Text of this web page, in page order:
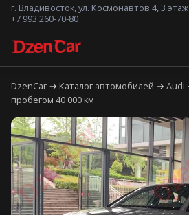
г. Владивосток, ул. Космонавтов 4, 3 этаж
+7 993 260-70-80
DzenCar Каталог автомобилей Audi
пробегом 40 000 км